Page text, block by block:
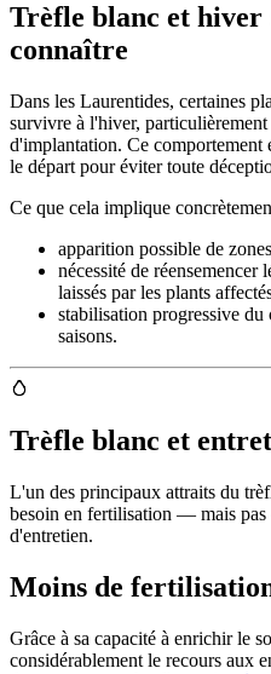
Trèfle blanc et hiver
connaître
Dans les Laurentides, certaines
survivre à l'hiver, particulièrement
d'implantation. Ce comportement
le départ pour éviter toute
Ce que cela implique
apparition possible de
nécessité de
laissés par les plants
stabilisation progressive du
saisons.
Trèfle blanc et
L'un des principaux attraits du
besoin en fertilisation — mais pas
d'entretien.
Moins de
Grâce à sa capacité à enrichir le
considérablement le recours aux